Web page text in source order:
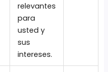
relevantes
para
usted y
sus
intereses.